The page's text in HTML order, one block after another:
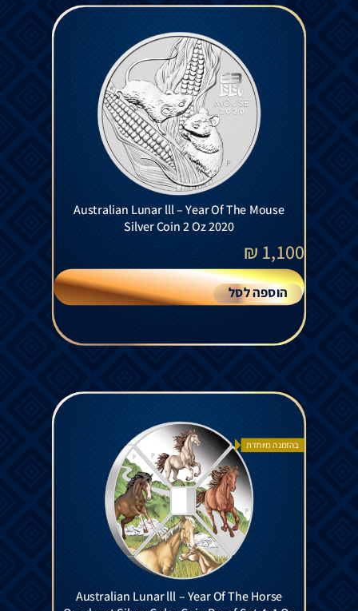
Australian Lunar lll – Year Of The Mouse
Silver Coin 2 Oz 2020
1,100
₪
הוספה לסל
בהזמנה מיוחדת
Australian Lunar lll – Year Of The Horse